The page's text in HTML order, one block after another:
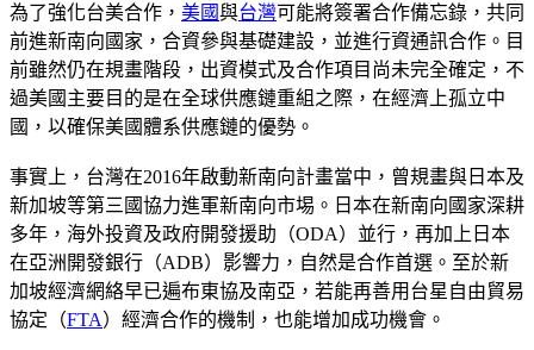
為了強化台美合作， 美國與台灣可能將簽署合作備忘錄，共同
前進新南向國家，合資參與基礎建設，並進行資通訊合作。目
前雖然仍在規畫階段，出資模式及合作項目尚未完全確定，不
過美國主要目的是在全球供應鏈重組之際，在經濟上孤立中
國，以確保美國體系供應鏈的優勢。
事實上，台灣在2016年啟動新南向計畫當中，曾規畫與日本及
新加坡等第三國協力進軍新南向市埸。日本在新南向國家深耕
多年，海外投資及政府開發援助（ODA）並行，再加上日本
在亞洲開發銀行（ADB）影響力，自然是合作首選。至於新
加坡經濟網絡早已遍布東協及南亞，若能再善用台星自由貿易
協定（FTA）經濟合作的機制，也能增加成功機會。